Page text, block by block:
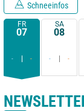
Schneeinfos
FR
07
- -
SA
08
- -